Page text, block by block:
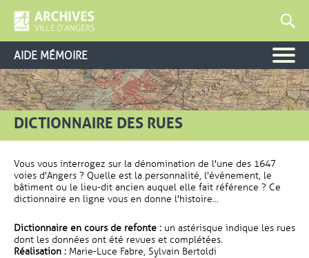
AIDE MÉMOIRE
DICTIONNAIRE DES RUES
Vous vous interrogez sur la dénomination de l'une des 1647
voies d'Angers ? Quelle est la personnalité, l'événement, le
bâtiment ou le lieu-dit ancien auquel elle fait référence ? Ce
dictionnaire en ligne vous en donne l'histoire...
Dictionnaire en cours de refonte : un astérisque indique les rues
dont les données ont été revues et complétées.
Réalisation : Marie-Luce Fabre, Sylvain Bertoldi